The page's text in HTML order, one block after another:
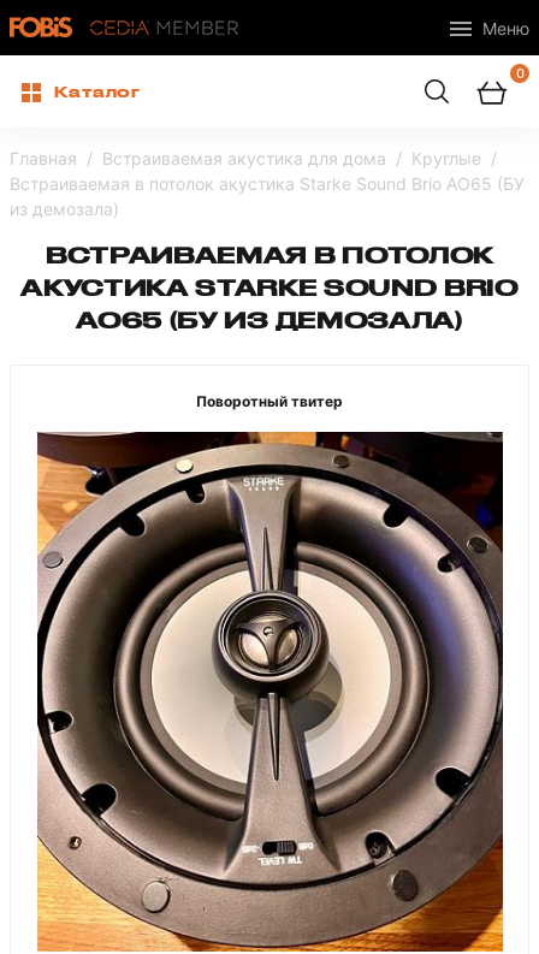
Меню
Каталог
0
Главная Встраиваемая акустика для дома
Круглые
Встраиваемая в потолок акустика Starke Sound Brio AO65 (БУ
из демозала)
ВСТРАИВАЕМАЯ В ПОТОЛОК
АКУСТИКА STARKE SOUND BRIO
AO65 (БУ ИЗ ДЕМОЗАЛА)
Поворотный твитер